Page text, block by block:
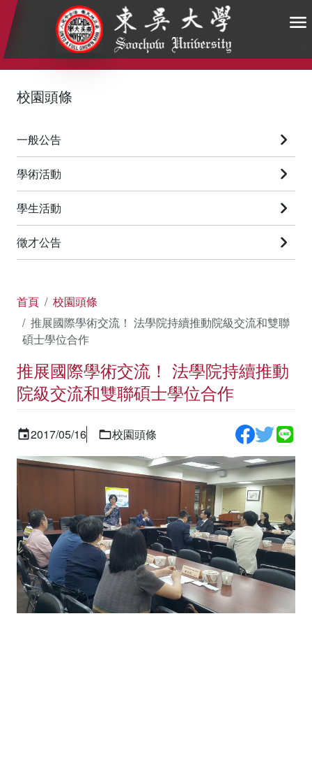
:::
校園頭條
一般公告
學術活動
學生活動
徵才公告
首頁
校園頭條
推展國際學術交流！ 法學院持續推動院級交流和雙聯
碩士學位合作
推展國際學術交流！ 法學院持續推動
院級交流和雙聯碩士學位合作
2017/05/16 校園頭條